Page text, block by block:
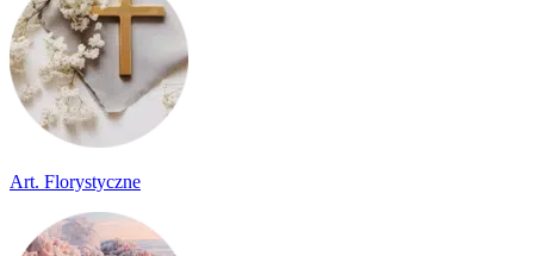
Art. Florystyczne